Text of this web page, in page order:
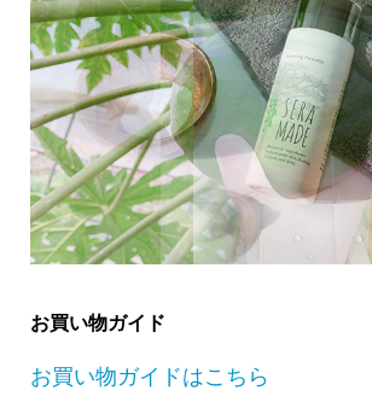
お買い物ガイド
お買い物ガイドはこちら